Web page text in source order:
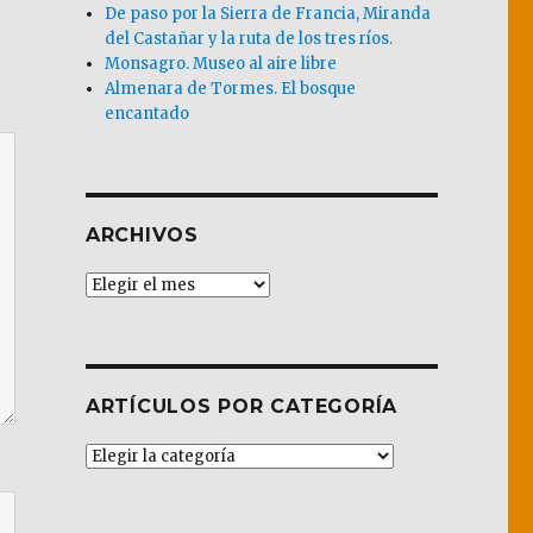
De paso por la Sierra de Francia, Miranda
del Castañar y la ruta de los tres ríos.
Monsagro. Museo al aire libre
Almenara de Tormes. El bosque
encantado
ARCHIVOS
Archivos
ARTÍCULOS POR CATEGORÍA
Artículos